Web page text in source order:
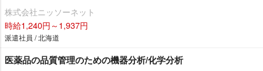
株式会社ニッソーネット
時給1,240円～1,937円
派遣社員 / 北海道
医薬品の品質管理のための機器分析/化学分析